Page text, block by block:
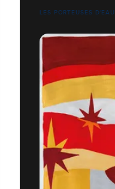
LES PORTEUSES D'EAU